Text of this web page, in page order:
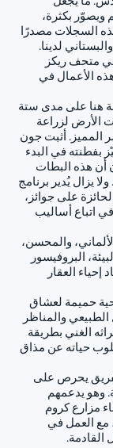
ويصوّر بكثرة،
السجلات مصدرًا
لدينا.
متحف ريكز
الأعمال في
هنا على مدى ستة
إمكانات الأرض لزراعة
المميز. أثبت جون
بفطنته في البدء
عام 1984. أدرك جون أن هذه البطات
يزال يُدير برنامج
على جوائز،
اتباع أساليب
الألماني، والمحسن،
البروفيسور
العقار
حميمة لعشاق
الطبيعي والمناظر
الغني بطريقة
حياته عن مذاق
يحرص على
وهو يدعمهم
مزارع كروم
مع العمل في
القادمة.